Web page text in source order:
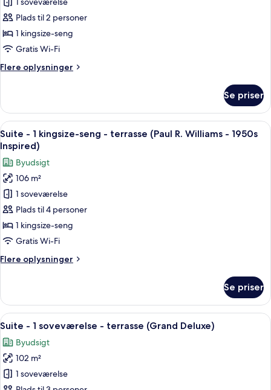
-
1
soveværelse
Suite)
Plads til 2 personer
1 kingsize-seng
Gratis Wi-Fi
Flere oplysninger
Flere
-
soveværelse
(Crescent
Suite)
Se priser
Indlæs
alle
billeder
af
Suite
-
1
kingsize-
seng
terrasse
Williams
-
1950s
Inspired)
En moderne stue med pejs, sofa,
9
Suite - 1 kingsize-seng - terrasse (Paul R. Williams - 1950s
Inspired)
Byudsigt
106 m²
1 soveværelse
Plads til 4 personer
1 kingsize-seng
Gratis Wi-Fi
Flere oplysninger
Flere
-
kingsize-
-
terrasse
(Paul
R.
Se priser
Indlæs
alle
billeder
af
Suite
En moderne stue med en buet sofa,
7
Suite - 1 soveværelse - terrasse (Grand Deluxe)
Byudsigt
102 m²
1 soveværelse